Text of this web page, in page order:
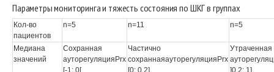
Параметры мониторинга и тяжесть состояния по ШКГ в группах
Кол-во
пациентов
n=5 n=11 n=5
Медиана
значений
Сохранная
ауторегуляцияPrx
[-1; 0[
Частично
сохраннаяауторегуляцияPrx
[0; 0,2]
Утраченная
]0,2; 1]